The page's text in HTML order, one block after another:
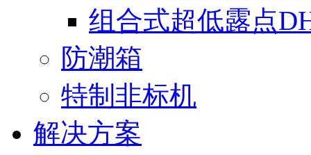
组合式超低露点
防潮箱
特制非标机
解决方案